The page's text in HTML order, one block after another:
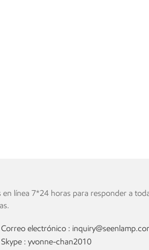
en línea 7*24 horas para responder a
Correo electrónico :
Skype :yvonne-chan2010